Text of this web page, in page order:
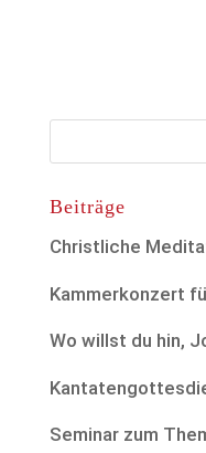
Beiträge
Christliche
Kammerkonzert
Wo willst du hin,
Seminar zum